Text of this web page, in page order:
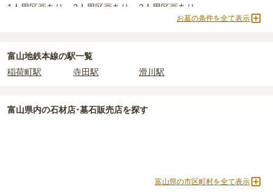
・ 納骨式の費用
：お墓に遺骨を納める儀式のための費用。僧侶に渡
正確な費用は、区画や石材の選び方によって大きく変わるため、見
必ず確認することをおすすめします。
め、事前の確認が重要です。
契約条件の詳細は、各霊園のページをご確認いただくか、資料請求
1人用区画あり
2人用区画あり 3人用区画あり
お墓の条件を全て表示
富山地鉄本線の駅一覧
稲荷町駅
寺田駅 滑川駅
富山県内の石材店･墓石販売店を探す
富山県の市区町村を全て表示